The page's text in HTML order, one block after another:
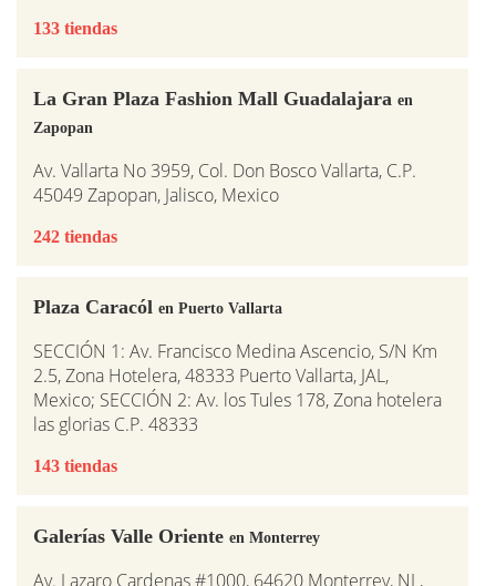
133 tiendas
La Gran Plaza Fashion Mall Guadalajara en
Zapopan
Av. Vallarta No 3959, Col. Don Bosco Vallarta, C.P.
45049 Zapopan, Jalisco, Mexico
242 tiendas
Plaza Caracól en Puerto Vallarta
SECCIÓN 1: Av. Francisco Medina Ascencio, S/N Km
2.5, Zona Hotelera, 48333 Puerto Vallarta, JAL,
Mexico; SECCIÓN 2: Av. los Tules 178, Zona hotelera
las glorias C.P. 48333
143 tiendas
Galerías Valle Oriente en Monterrey
Av. Lazaro Cardenas #1000, 64620 Monterrey, NL,